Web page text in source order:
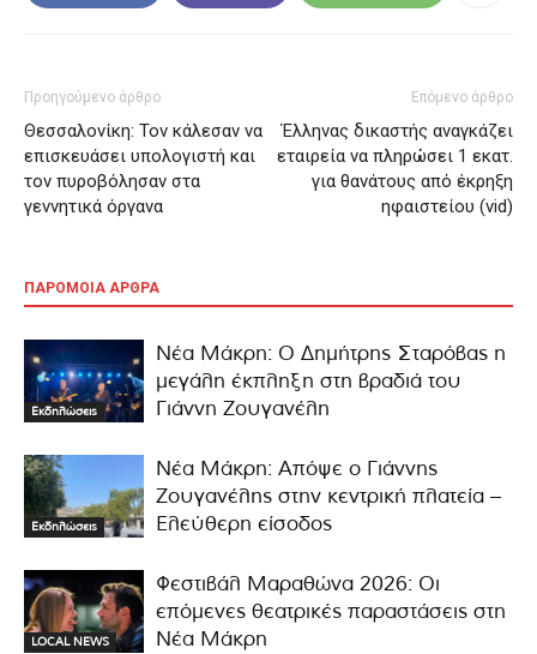
Προηγούμενο άρθρο
Θεσσαλονίκη: Τον κάλεσαν να
επισκευάσει υπολογιστή και
τον πυροβόλησαν στα
γεννητικά όργανα
Επόμενο άρθρο
Έλληνας δικαστής αναγκάζει
εταιρεία να πληρώσει 1 εκατ.
για θανάτους από έκρηξη
ηφαιστείου (vid)
ΠΑΡΟΜΟΙΑ ΑΡΘΡΑ
Εκδηλώσεις
Νέα Μάκρη: Ο Δημήτρης Σταρόβας η
μεγάλη έκπληξη στη βραδιά του
Γιάννη Ζουγανέλη
Εκδηλώσεις
Νέα Μάκρη: Απόψε ο Γιάννης
Ζουγανέλης στην κεντρική πλατεία –
Ελεύθερη είσοδος
LOCAL NEWS
Φεστιβάλ Μαραθώνα 2026: Οι
επόμενες θεατρικές παραστάσεις στη
Νέα Μάκρη